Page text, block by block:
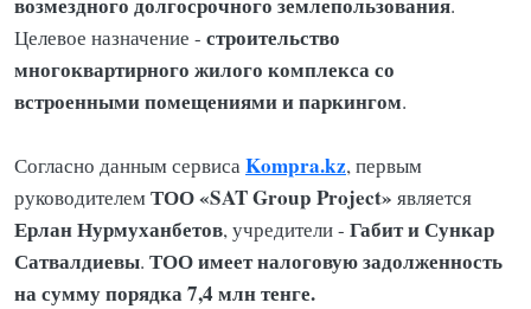
Целевое назначение - строительство
многоквартирного жилого комплекса со
встроенными помещениями и паркингом.
Согласно данным сервиса Kompra.kz, первым
руководителемТОО «SAT Group Project» является
Ерлан Нурмуханбетов, учредители - Габит и Сункар
Сатвалдиевы. ТОО имеет налоговую задолженность
на сумму порядка 7,4 млн тенге.